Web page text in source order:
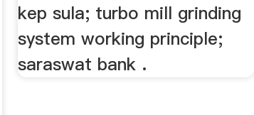
kep sula; turbo mill grinding
system working principle;
saraswat bank .